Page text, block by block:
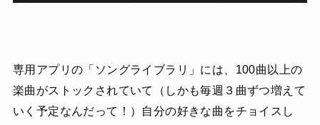
専用アプリの「ソングライブラリ」には、100曲以上の
楽曲がストックされていて（しかも毎週３曲ずつ増えて
いく予定なんだって！）自分の好きな曲をチョイスし